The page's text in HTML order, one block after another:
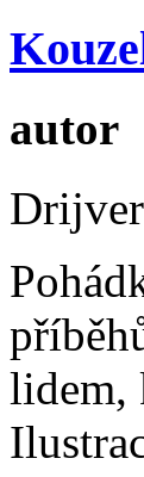
autor
lidem,